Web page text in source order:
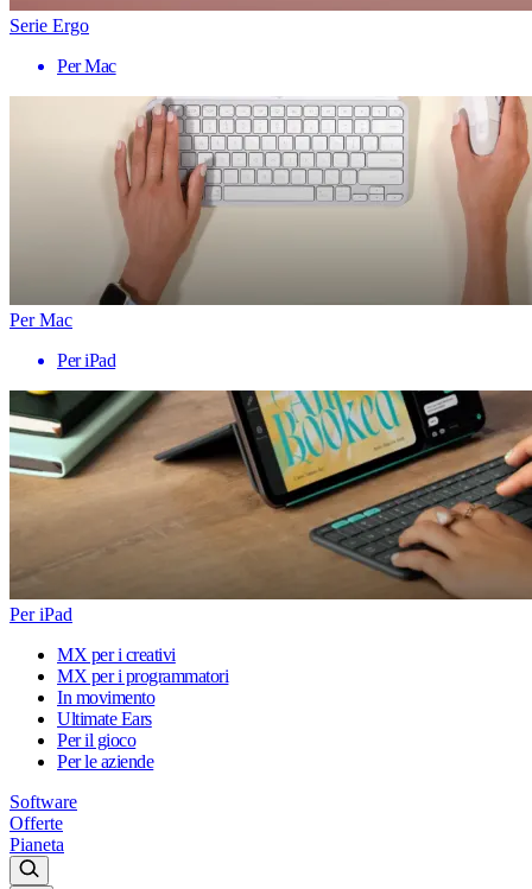
Serie Ergo
Per Mac
Per Mac
Per iPad
Per iPad
MX per i creativi
MX per i programmatori
In movimento
Ultimate Ears
Per il gioco
Per le aziende
Software
Offerte
Pianeta